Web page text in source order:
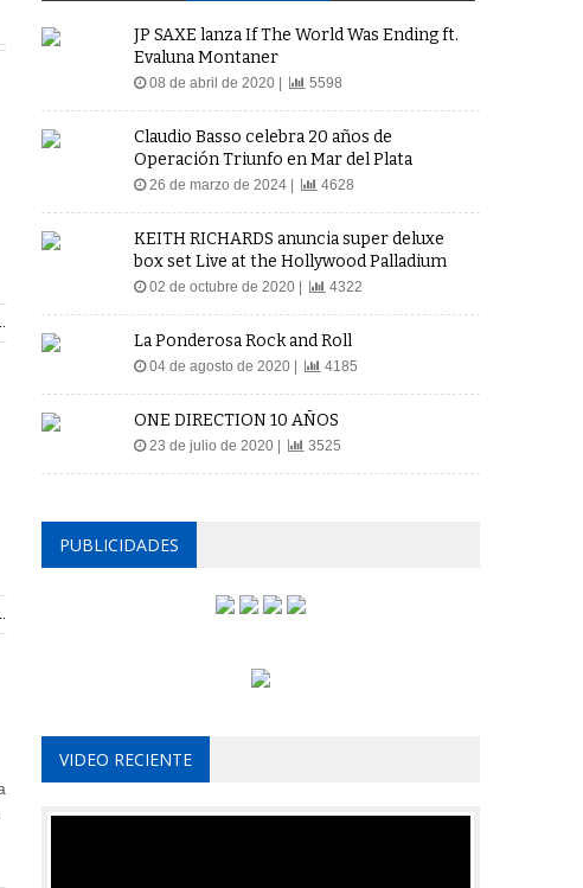
JP SAXE lanza If The World Was Ending ft.
Evaluna Montaner
08 de abril de 2020 | 5598
Claudio Basso celebra 20 años de
Operación Triunfo en Mar del Plata
26 de marzo de 2024 | 4628
KEITH RICHARDS anuncia super deluxe
box set Live at the Hollywood Palladium
02 de octubre de 2020 | 4322
La Ponderosa Rock and Roll
04 de agosto de 2020 | 4185
ONE DIRECTION 10 AÑOS
23 de julio de 2020 | 3525
PUBLICIDADES
VIDEO RECIENTE